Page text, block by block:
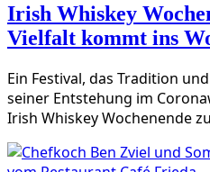
Irish Whiskey
Vielfalt kommt ins
Ein Fes­ti­val, das Tra­di­ti­on
sei­ner Ent­ste­hung im
Irish Whis­key Wochen­en­de